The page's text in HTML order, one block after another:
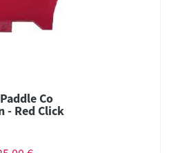
Co
- Red Click